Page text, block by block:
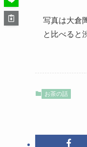
写真は大倉
と比べると
お茶の話